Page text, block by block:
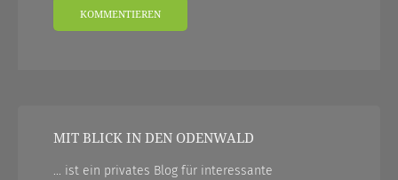
MIT BLICK IN DEN ODENWALD
... ist ein privates Blog für interessante